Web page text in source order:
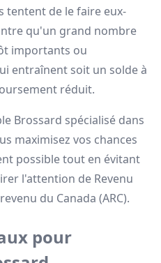
tentent de le faire eux-
qu'un grand nombre
importants ou
entraînent soit un solde à
réduit.
Brossard spécialisé dans
maximisez vos chances
possible tout en évitant
l'attention de Revenu
du Canada (ARC).
pour